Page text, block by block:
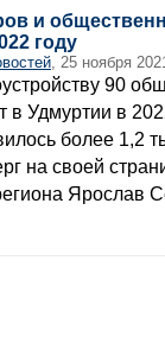
и
году
, 25 ноября
90
в Удмуртии в
более 1,2
на своей
Ярослав